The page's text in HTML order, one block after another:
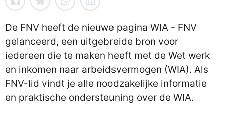
De FNV heeft de nieuwe pagina WIA - FNV
gelanceerd, een uitgebreide bron voor
iedereen die te maken heeft met de Wet werk
en inkomen naar arbeidsvermogen (WIA). Als
FNV-lid vindt je alle noodzakelijke informatie
en praktische ondersteuning over de WIA.